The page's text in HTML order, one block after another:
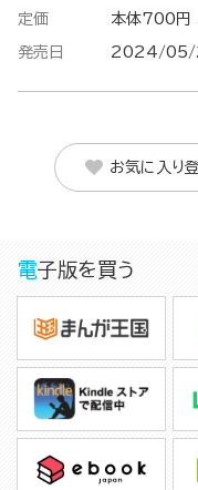
定価 本体700円
発売日 2024/05/
お気に入り
電子版を買う